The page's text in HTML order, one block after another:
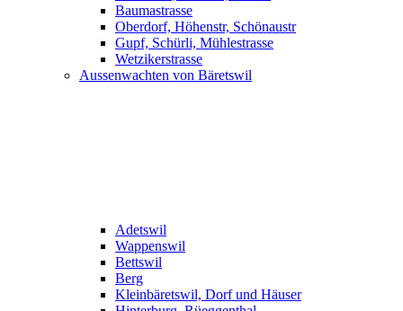
Baumastrasse
Oberdorf, Höhenstr, Schönaustr
Gupf, Schürli, Mühlestrasse
Wetzikerstrasse
Aussenwachten von Bäretswil
Adetswil
Wappenswil
Bettswil
Berg
Kleinbäretswil, Dorf und Häuser